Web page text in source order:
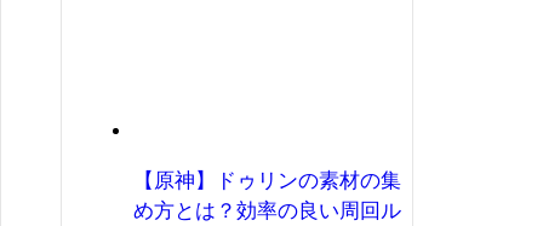
【原神】ドゥリンの素材の集
め方とは？効率の良い周回ル